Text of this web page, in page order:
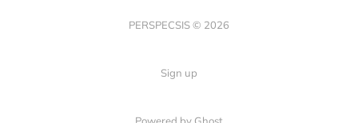
PERSPECSIS © 2026
Sign up